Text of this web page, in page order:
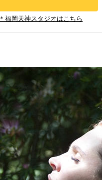
＊福岡天神スタジオはこちら